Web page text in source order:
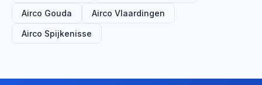
Airco Gouda Airco Vlaardingen
Airco Spijkenisse